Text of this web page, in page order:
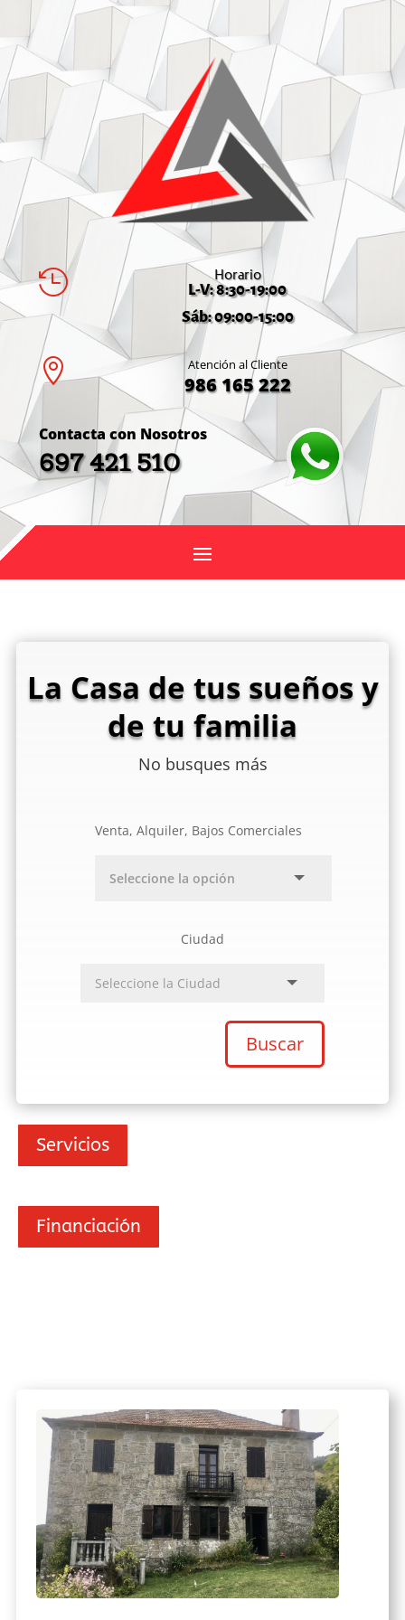
 Horario
L-V: 8:30-19:00
Sáb: 09:00-15:00
 Atención al Cliente
986 165 222
Contacta con Nosotros
697 421 510
La Casa de tus sueños y
de tu familia
No busques más
Venta, Alquiler, Bajos Comerciales
Ciudad
Buscar
Servicios
Financiación